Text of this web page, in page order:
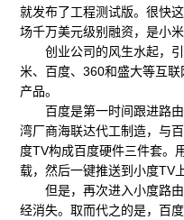
就发布了工程测试版。很快
场千万美元级别融资，是小
创业公司的风生水起，引
米、百度、360和盛大等互
产品。
百度是第一时间跟进路由
湾厂商海联达代工制造，与
度TV构成百度硬件三件套。
载，然后一键推送到小度TV
但是，再次进入小度路由
经消失。取而代之的是，百